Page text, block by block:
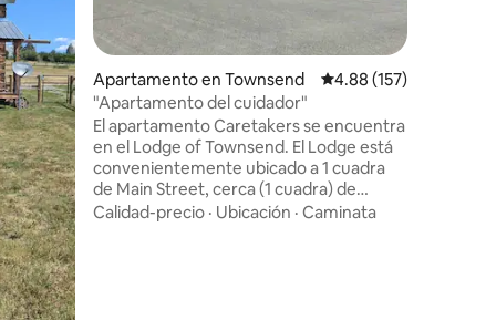
Apartamento en Townsend Calificación promedio:
4.88 (157)
"Apartamento del cuidador"
El apartamento Caretakers se encuentra
en el Lodge of Townsend. El Lodge está
convenientemente ubicado a 1 cuadra
de Main Street, cerca (1 cuadra) de
Heritage Park y de las tiendas. Canyon
Calidad-precio · Ubicación · Caminata